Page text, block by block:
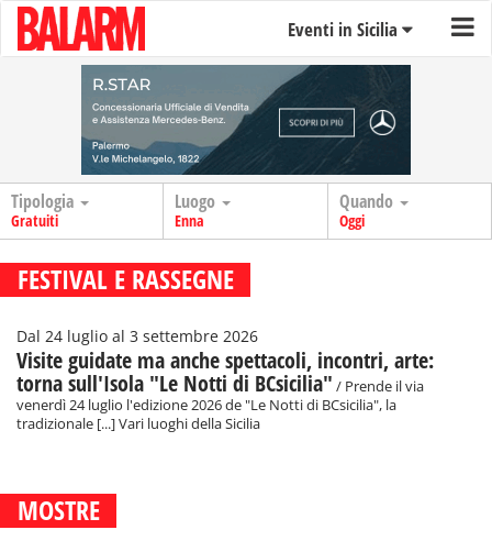
Eventi in Sicilia
Tipologia
Gratuiti
Luogo
Enna
Quando
Oggi
FESTIVAL E RASSEGNE
Dal 24 luglio al 3 settembre 2026
Visite guidate ma anche spettacoli, incontri, arte:
torna sull'Isola "Le Notti di BCsicilia" / Prende il via
venerdì 24 luglio l'edizione 2026 de "Le Notti di BCsicilia", la
tradizionale [...] Vari luoghi della Sicilia
MOSTRE